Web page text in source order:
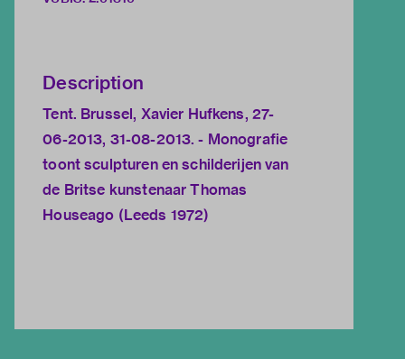
Description
Tent. Brussel, Xavier Hufkens, 27-
06-2013, 31-08-2013. - Monografie
toont sculpturen en schilderijen van
de Britse kunstenaar Thomas
Houseago (Leeds 1972)